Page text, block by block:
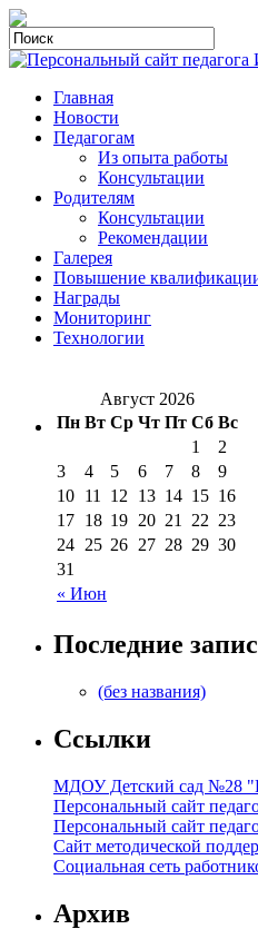
Главная
Новости
Педагогам
Из опыта работы
Консультации
Родителям
Консультации
Рекомендации
Галерея
Повышение
Награды
Мониторинг
Технологии
Август 2026
Пн Вт Ср Чт Пт Сб Вс
« Июн
1
2
3
4 5 6 7 8
9
10 11 12 13 14 15 16
17 18 19 20 21 22 23
24 25 26 27 28 29 30
31
Последние
(без названия)
Ссылки
МДОУ Детский сад №28
Персональный сайт
Персональный сайт
Сайт методической
Социальная сеть
Архив